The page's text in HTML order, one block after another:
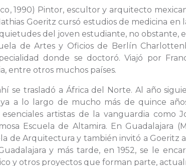
1990) Pintor, escultor y arquitecto
Goeritz cursó estudios de medicina en
del joven estudiante, no obstante,
de Artes y Oficios de Berlín
donde se doctoró. Viajó por
entre otros muchos países.
se trasladó a África del Norte. Al año
a lo largo de mucho más de quince
artistas de la vanguardia como
Escuela de Altamira. En Guadalajara
de Arquitectura y también invitó a Goeritz
y más tarde, en 1952, se le
y otros proyectos que forman parte,